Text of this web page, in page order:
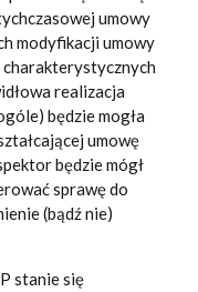
umowy
modyfikacji umowy
charakterystycznych
realizacja
będzie mogła
umowę
będzie mógł
sprawę do
(bądź nie)
stanie się